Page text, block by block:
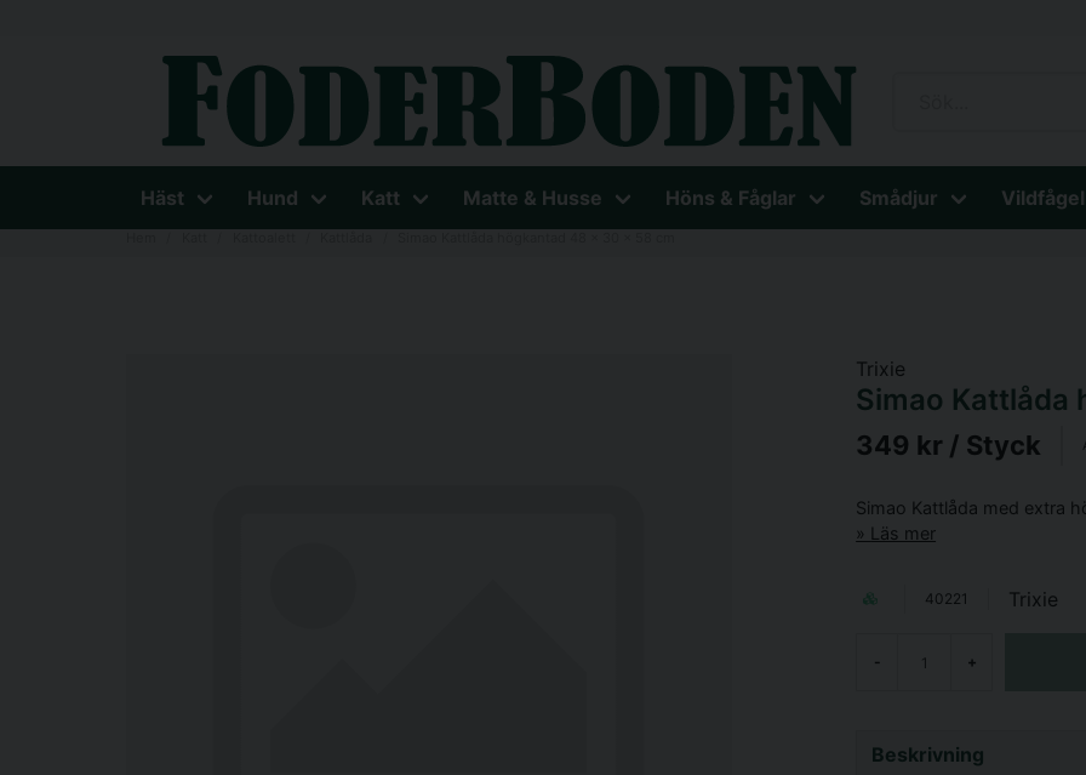
Häst Hund Katt Matte & Husse Höns & Fåglar Smådjur
Trixie
Simao Kattlåda
349 kr / Styck
Simao Kattlåda med extra
Läs mer
40221 Trixie
- +
Beskrivning